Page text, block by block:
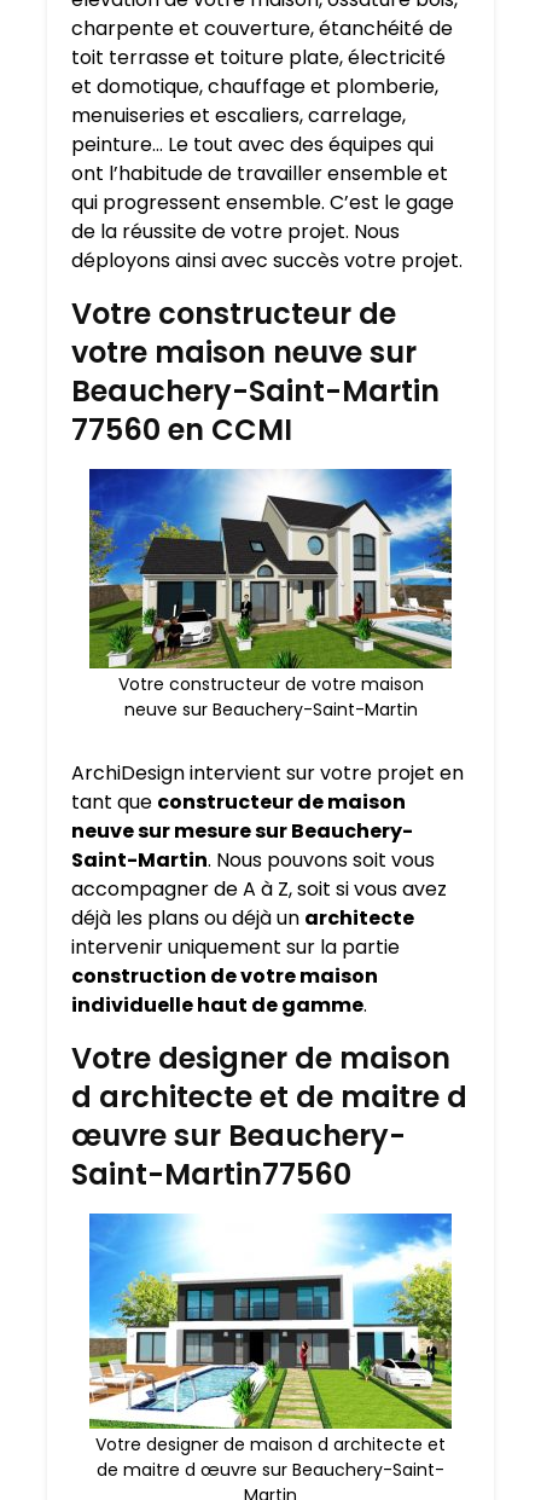
charpente et couverture, étanchéité de
toit terrasse et toiture plate, électricité
et domotique, chauffage et plomberie,
menuiseries et escaliers, carrelage,
peinture… Le tout avec des équipes qui
ont l’habitude de travailler ensemble et
qui progressent ensemble. C’est le gage
de la réussite de votre projet. Nous
déployons ainsi avec succès votre projet.
Votre constructeur de
votre maison neuve sur
Beauchery-Saint-Martin
77560 en CCMI
Votre constructeur de votre maison
neuve sur Beauchery-Saint-Martin
ArchiDesign intervient sur votre projet en
tant que constructeur de maison
neuve sur mesure surBeauchery-
Saint-Martin. Nous pouvons soit vous
accompagner de A à Z, soit si vous avez
déjà les plans ou déjà un architecte
intervenir uniquement sur la partie
construction de votre maison
individuelle haut de gamme.
Votre designer de maison
d architecte et de maitre d
œuvre sur Beauchery-
Saint-Martin77560
Votre designer de maison d architecte et
de maitre d œuvre sur Beauchery-Saint-